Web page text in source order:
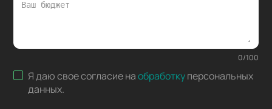
0/100
Я даю свое согласие наобработкуперсональных
данных.